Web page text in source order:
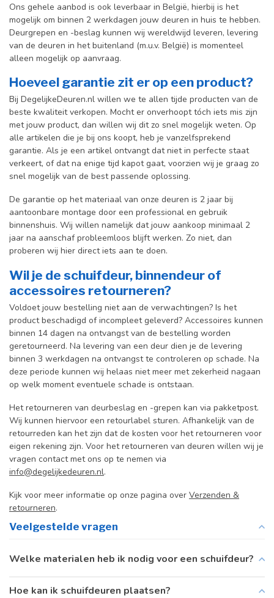
Ons gehele aanbod is ook leverbaar in België, hierbij is het
mogelijk om binnen 2 werkdagen jouw deuren in huis te hebben.
Deurgrepen en -beslag kunnen wij wereldwijd leveren, levering
van de deuren in het buitenland (m.u.v. België) is momenteel
alleen mogelijk op aanvraag.
Hoeveel garantie zit er op een product?
Bij DegelijkeDeuren.nl willen we te allen tijde producten van de
beste kwaliteit verkopen. Mocht er onverhoopt tóch iets mis zijn
met jouw product, dan willen wij dit zo snel mogelijk weten. Op
alle artikelen die je bij ons koopt, heb je vanzelfsprekend
garantie. Als je een artikel ontvangt dat niet in perfecte staat
verkeert, of dat na enige tijd kapot gaat, voorzien wij je graag zo
snel mogelijk van de best passende oplossing.
De garantie op het materiaal van onze deuren is 2 jaar bij
aantoonbare montage door een professional en gebruik
binnenshuis. Wij willen namelijk dat jouw aankoop minimaal 2
jaar na aanschaf probleemloos blijft werken. Zo niet, dan
proberen wij hier direct iets aan te doen.
Wil je de schuifdeur, binnendeur of
accessoires retourneren?
Voldoet jouw bestelling niet aan de verwachtingen? Is het
product beschadigd of incompleet geleverd? Accessoires kunnen
binnen 14 dagen na ontvangst van de bestelling worden
geretourneerd. Na levering van een deur dien je de levering
binnen 3 werkdagen na ontvangst te controleren op schade. Na
deze periode kunnen wij helaas niet meer met zekerheid nagaan
op welk moment eventuele schade is ontstaan.
Het retourneren van deurbeslag en -grepen kan via pakketpost.
Wij kunnen hiervoor een retourlabel sturen. Afhankelijk van de
retourreden kan het zijn dat de kosten voor het retourneren voor
eigen rekening zijn. Voor het retourneren van deuren willen wij je
vragen contact met ons op te nemen via
info@degelijkedeuren.nl.
Kijk voor meer informatie op onze pagina over Verzenden &
retourneren.
Veelgestelde vragen
Welke materialen heb ik nodig voor een schuifdeur?
Hoe kan ik schuifdeuren plaatsen?